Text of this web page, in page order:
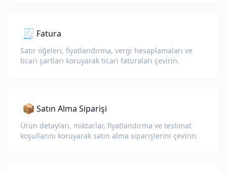
🧾 Fatura
Satır öğeleri, fiyatlandırma, vergi hesaplamaları ve
ticari şartları koruyarak ticari faturaları çevirin.
📦 Satın Alma Siparişi
Ürün detayları, miktarlar, fiyatlandırma ve teslimat
koşullarını koruyarak satın alma siparişlerini çevirin.